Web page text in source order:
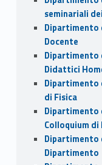
seminariali
Dipartimento
Docente
Dipartimento
Didattici
Dipartimento
di Fisica
Dipartimento
Colloquium
Dipartimento
Dipartimento